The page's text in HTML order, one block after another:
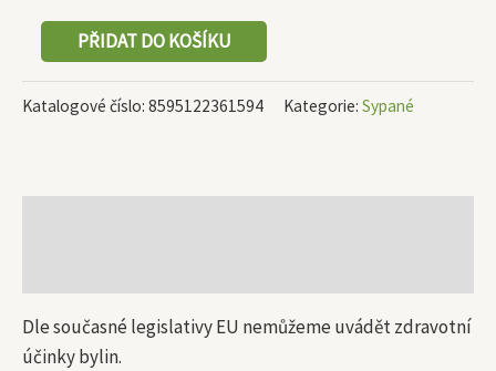
PŘIDAT DO KOŠÍKU
Katalogové číslo: 8595122361594 Kategorie: Sypané
Dle současné legislativy EU nemůžeme uvádět zdravotní
účinky bylin.